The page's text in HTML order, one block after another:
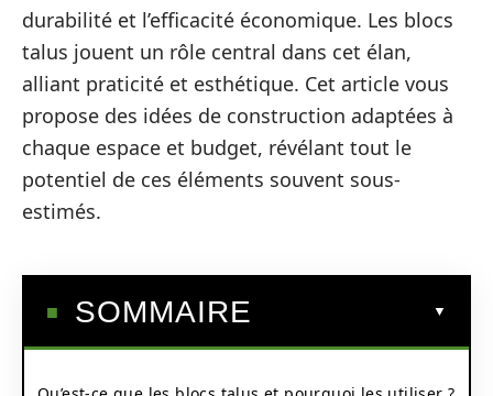
durabilité et l’efficacité économique. Les blocs
talus jouent un rôle central dans cet élan,
alliant praticité et esthétique. Cet article vous
propose des idées de construction adaptées à
chaque espace et budget, révélant tout le
potentiel de ces éléments souvent sous-
estimés.
SOMMAIRE